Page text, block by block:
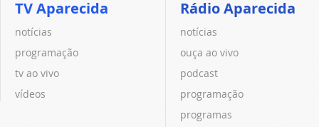
TV Aparecida
notícias
programação
tv ao vivo
vídeos
Rádio Aparecida
notícias
ouça ao vivo
podcast
programação
programas